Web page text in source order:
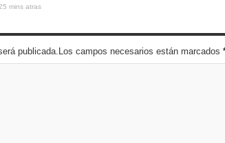
mins atras
publicada.Los campos necesarios están marcados